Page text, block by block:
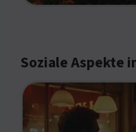
Soziale Aspekte